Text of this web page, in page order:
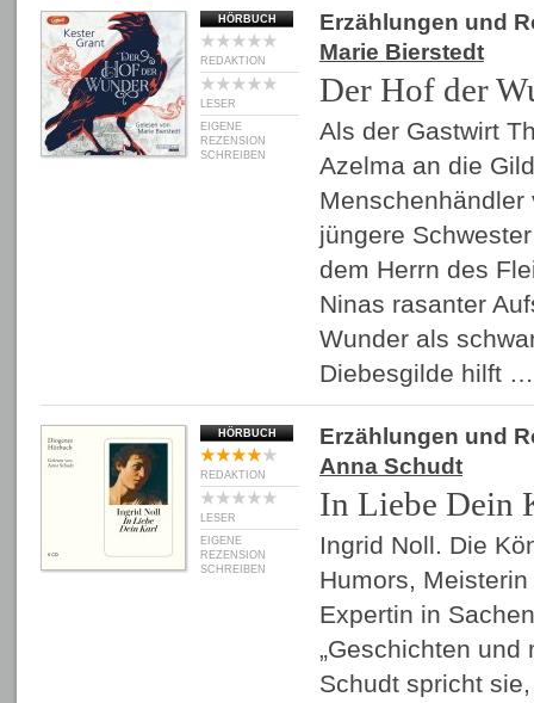
HÖRBUCH
REDAKTION
LESER
EIGENE
REZENSION
SCHREIBEN
Erzählungen und
Marie Bierstedt
Der Hof der
Als der Gastwirt
Azelma an die
jüngere
dem Herrn des
Ninas rasanter
Wunder als
Diebesgilde hilft
HÖRBUCH
REDAKTION
LESER
EIGENE
REZENSION
SCHREIBEN
Erzählungen und
Anna Schudt
In Liebe Dein
Ingrid Noll. Die
Humors,
Expertin in
„Geschichten und
Schudt spricht